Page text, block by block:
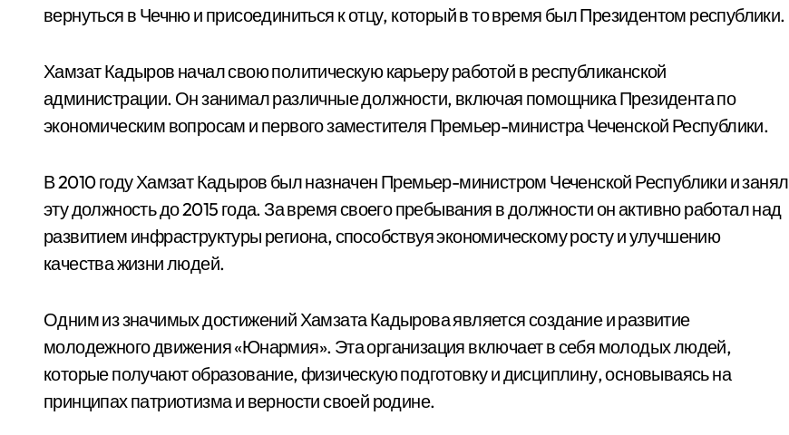
вернуться в Чечню и присоединиться к отцу, который в то время был Президентом республики.
Хамзат Кадыров начал свою политическую карьеру работой в республиканской
администрации. Он занимал различные должности, включая помощника Президента по
экономическим вопросам и первого заместителя Премьер-министра Чеченской Республики.
В 2010 году Хамзат Кадыров был назначен Премьер-министром Чеченской Республики и занял
эту должность до 2015 года. За время своего пребывания в должности он активно работал над
развитием инфраструктуры региона, способствуя экономическому росту и улучшению
качества жизни людей.
Одним из значимых достижений Хамзата Кадырова является создание и развитие
молодежного движения «Юнармия». Эта организация включает в себя молодых людей,
которые получают образование, физическую подготовку и дисциплину, основываясь на
принципах патриотизма и верности своей родине.